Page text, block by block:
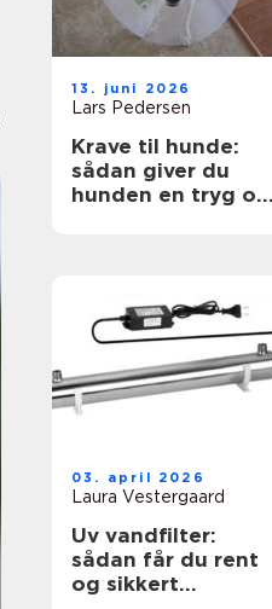
13. juni 2026
Lars Pedersen
Krave til hunde:
sådan giver du
hunden en tryg og
03. april 2026
Laura Vestergaard
Uv vandfilter:
sådan får du rent
og sikkert